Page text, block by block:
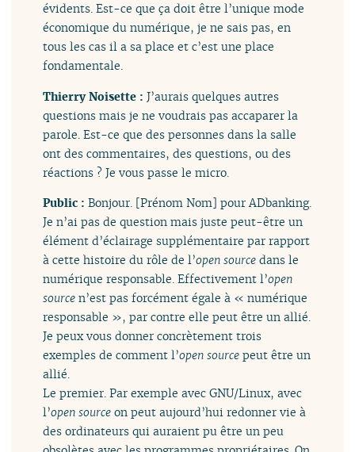
évidents. Est-ce que ça doit être l’unique mode
économique du numérique, je ne sais pas, en
tous les cas il a sa place et c’est une place
fondamentale.
Thierry Noisette :J’aurais quelques autres
questions mais je ne voudrais pas accaparer la
parole. Est-ce que des personnes dans la salle
ont des commentaires, des questions, ou des
réactions ? Je vous passe le micro.
Public :Bonjour. [Prénom Nom] pour ADbanking.
Je n’ai pas de question mais juste peut-être un
élément d’éclairage supplémentaire par rapport
à cette histoire du rôle de l’open source dans le
numérique responsable. Effectivement l’open
source n’est pas forcément égale à « numérique
responsable », par contre elle peut être un allié.
Je peux vous donner concrètement trois
exemples de comment l’open source peut être un
allié.
Le premier. Par exemple avec GNU/Linux, avec
l’open source on peut aujourd’hui redonner vie à
des ordinateurs qui auraient pu être un peu